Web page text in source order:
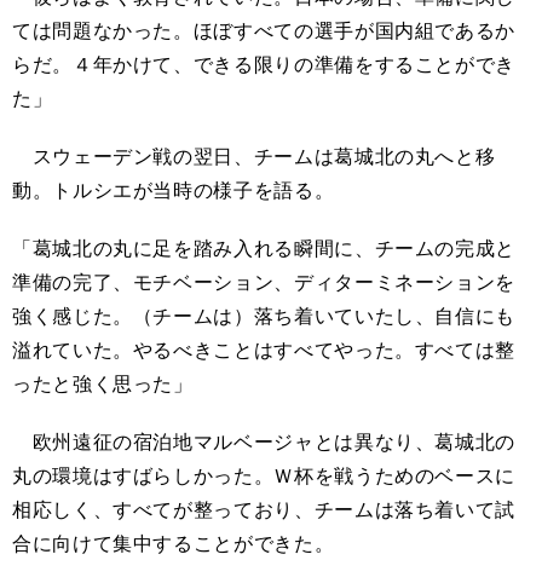
ては問題なかった。ほぼすべての選手が国内組であるか
らだ。４年かけて、できる限りの準備をすることができ
た」
スウェーデン戦の翌日、チームは葛城北の丸へと移
動。トルシエが当時の様子を語る。
「葛城北の丸に足を踏み入れる瞬間に、チームの完成と
準備の完了、モチベーション、ディターミネーションを
強く感じた。（チームは）落ち着いていたし、自信にも
溢れていた。やるべきことはすべてやった。すべては整
ったと強く思った」
欧州遠征の宿泊地マルベージャとは異なり、葛城北の
丸の環境はすばらしかった。Ｗ杯を戦うためのベースに
相応しく、すべてが整っており、チームは落ち着いて試
合に向けて集中することができた。